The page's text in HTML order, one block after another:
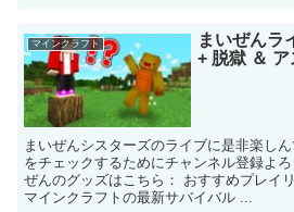
マインクラフト
まいぜんラ
+ 脱獄 ＆
まいぜんシスターズのライブに是非楽し
をチェックするためにチャンネル登録よ
ぜんのグッズはこちら： おすすめプレイ
マインクラフトの最新サバイバル ...